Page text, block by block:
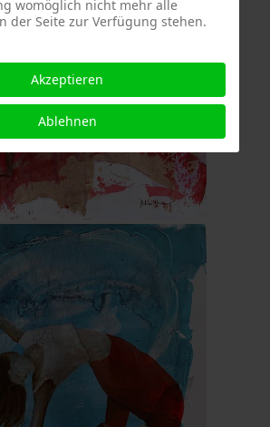
womöglich nicht mehr alle
der Seite zur Verfügung stehen.
Akzeptieren
Ablehnen